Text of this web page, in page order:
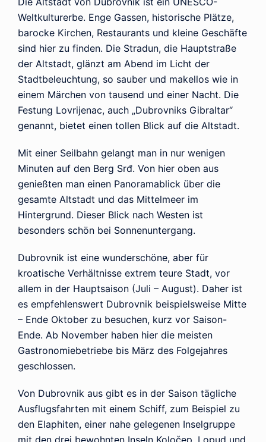
Weltkulturerbe. Enge Gassen, historische Plätze,
barocke Kirchen, Restaurants und kleine Geschäfte
sind hier zu finden. Die Stradun, die Hauptstraße
der Altstadt, glänzt am Abend im Licht der
Stadtbeleuchtung, so sauber und makellos wie in
einem Märchen von tausend und einer Nacht. Die
Festung Lovrijenac, auch „Dubrovniks Gibraltar“
genannt, bietet einen tollen Blick auf die Altstadt.
Mit einer Seilbahn gelangt man in nur wenigen
Minuten auf den Berg Srđ. Von hier oben aus
genießten man einen Panoramablick über die
gesamte Altstadt und das Mittelmeer im
Hintergrund. Dieser Blick nach Westen ist
besonders schön bei Sonnenuntergang.
Dubrovnik ist eine wunderschöne, aber für
kroatische Verhältnisse extrem teure Stadt, vor
allem in der Hauptsaison (Juli – August). Daher ist
es empfehlenswert Dubrovnik beispielsweise Mitte
– Ende Oktober zu besuchen, kurz vor Saison-
Ende. Ab November haben hier die meisten
Gastronomiebetriebe bis März des Folgejahres
geschlossen.
Von Dubrovnik aus gibt es in der Saison tägliche
Ausflugsfahrten mit einem Schiff, zum Beispiel zu
den Elaphiten, einer nahe gelegenen Inselgruppe
mit den drei bewohnten Inseln Koločep, Lopud und